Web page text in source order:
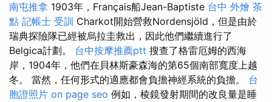
南屯推拿 1903年，Français船Jean-Baptiste 台中 外燴 茶
點 記帳士 受訓 Charkot開始營救Nordensjöld，但是由於
瑞典探險隊已經被烏拉圭救出，因此他們繼續進行了
Belgica計劃。 台中按摩推薦ptt 搜查了格雷厄姆的西海
岸，1904年，他們在貝林斯豪森海的第65個南部寬度上越
冬。 當然，任何形式的適應都會負擔神經系統的負擔。 台
胞證照片 on page seo 例如，棱鏡發射期間的改良量是睡